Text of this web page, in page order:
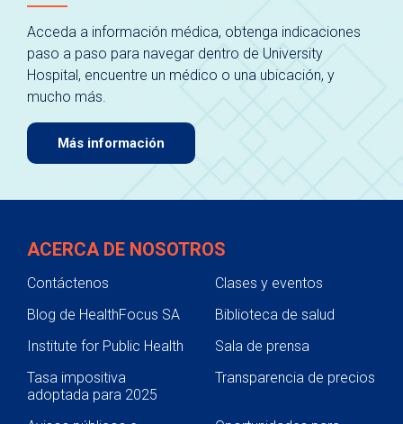
Acceda a información médica, obtenga indicaciones
paso a paso para navegar dentro de University
Hospital, encuentre un médico o una ubicación, y
mucho más.
Más información
ACERCA DE NOSOTROS
Contáctenos
Clases y eventos
Blog de HealthFocus SA
Biblioteca de salud
Institute for Public Health
Sala de prensa
Tasa impositiva
adoptada para 2025
Transparencia de precios